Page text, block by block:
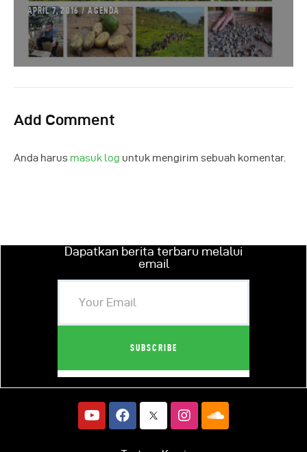
APRIL 7, 2016 AGENDA
Add Comment
Anda harus masuk log untuk mengirim sebuah komentar.
Dapatkan berita terbaru melalui
email